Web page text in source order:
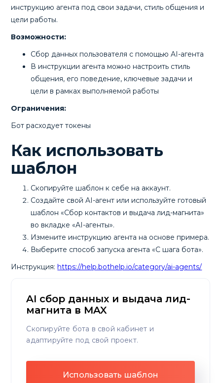
инструкцию агента под свои задачи, стиль общения и
цели работы.
Возможности:
Сбор данных пользователя с помощью AI-агента
В инструкции агента можно настроить стиль
общения, его поведение, ключевые задачи и
цели в рамках выполняемой работы
Ограничения:
Бот расходует токены
Как использовать
шаблон
Скопируйте шаблон к себе на аккаунт.
Создайте свой AI-агент или используйте готовый
шаблон «Сбор контактов и выдача лид-магнита»
во вкладке «AI-агенты».
Измените инструкцию агента на основе примера.
Выберите способ запуска агента «С шага бота».
Инструкция:https://help.bothelp.io/category/ai-agents/
AI сбор данных и выдача лид-
магнита в MAX
Скопируйте бота в свой кабинет и
адаптируйте под свой проект.
Использовать шаблон